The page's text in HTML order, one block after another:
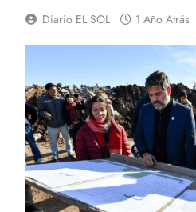
Diario EL SOL 1 Año Atrás